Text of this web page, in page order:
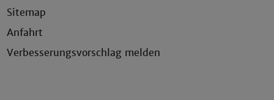
Sitemap
Anfahrt
Verbesserungsvorschlag melden